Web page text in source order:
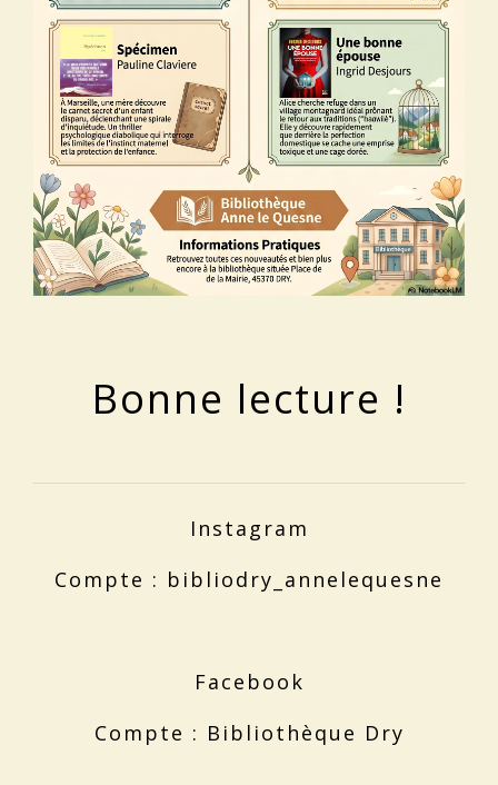
Bonne lecture !
Instagram
Compte : bibliodry_annelequesne
Facebook
Compte : Bibliothèque Dry